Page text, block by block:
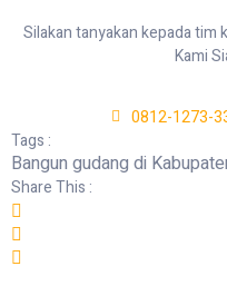
Silakan tanyakan kepada tim
Kami
0812-1273-
Tags :
Bangun gudang di
Share This :